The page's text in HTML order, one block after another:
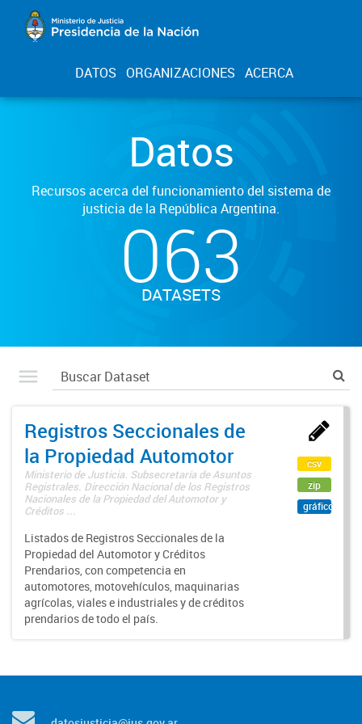
DATOS ORGANIZACIONES ACERCA
Datos
Recursos acerca del funcionamiento del sistema de
justicia de la República Argentina.
063
DATASETS
Registros Seccionales de
la Propiedad Automotor
Ministerio de Justicia. Subsecretaría de Asuntos
Registrales. Dirección Nacional de los Registros
Nacionales de la Propiedad del Automotor y
Créditos ...
Listados de Registros Seccionales de la
Propiedad del Automotor y Créditos
Prendarios, con competencia en
automotores, motovehículos, maquinarias
agrícolas, viales e industriales y de créditos
prendarios de todo el país.
csv
zip
gráfico